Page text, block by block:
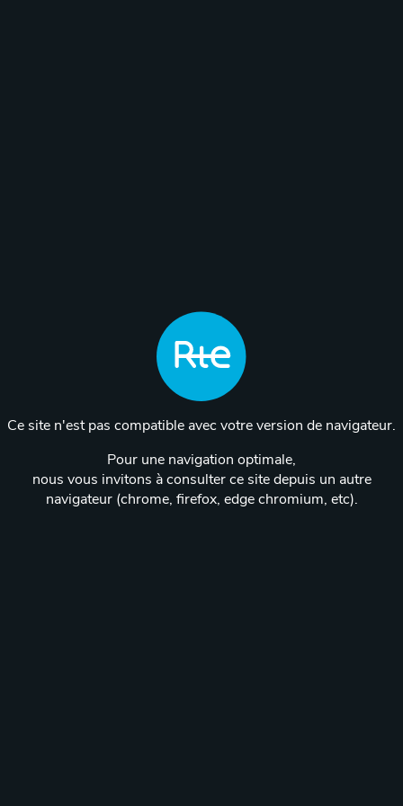
Ce site n'est pas compatible avec votre version de navigateur.
Pour une navigation optimale,
nous vous invitons à consulter ce site depuis un autre
navigateur (chrome, firefox, edge chromium, etc).